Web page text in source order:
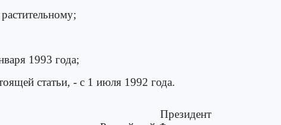
1993 года;
статьи, - с 1 июля 1992 года.
Президент